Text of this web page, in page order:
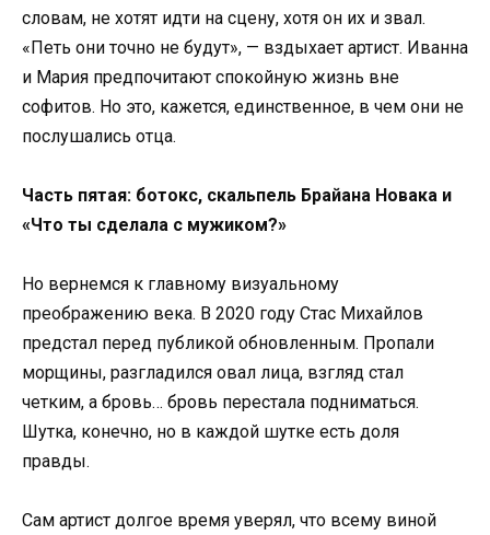
словам, не хотят идти на сцену, хотя он их и звал.
«Петь они точно не будут», — вздыхает артист. Иванна
и Мария предпочитают спокойную жизнь вне
софитов. Но это, кажется, единственное, в чем они не
послушались отца.
Часть пятая: ботокс, скальпель Брайана Новака и
«Что ты сделала с мужиком?»
Но вернемся к главному визуальному
преображению века. В 2020 году Стас Михайлов
предстал перед публикой обновленным. Пропали
морщины, разгладился овал лица, взгляд стал
четким, а бровь… бровь перестала подниматься.
Шутка, конечно, но в каждой шутке есть доля
правды.
Сам артист долгое время уверял, что всему виной